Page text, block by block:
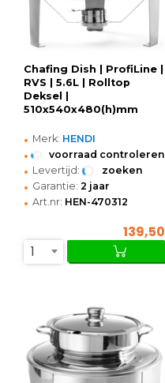
Chafing Dish | ProfiLine |
RVS | 5.6L | Rolltop
Deksel |
510x540x480(h)mm
• Merk: HENDI
• voorraad controleren
• Levertijd: zoeken
• Garantie: 2 jaar
• Art.nr: HEN-470312
139,50
1